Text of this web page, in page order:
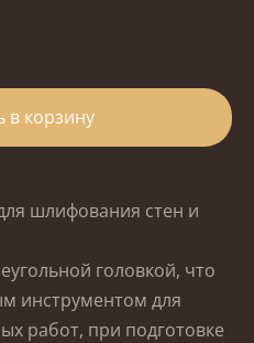
в корзину
шлифования стен и
головкой, что
инструментом для
работ, при подготовке